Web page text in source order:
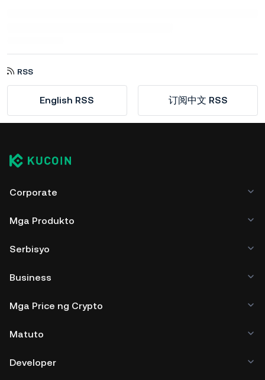
RSS
English RSS 订阅中文 RSS
Corporate
Mga Produkto
Serbisyo
Business
Mga Price ng Crypto
Matuto
Developer